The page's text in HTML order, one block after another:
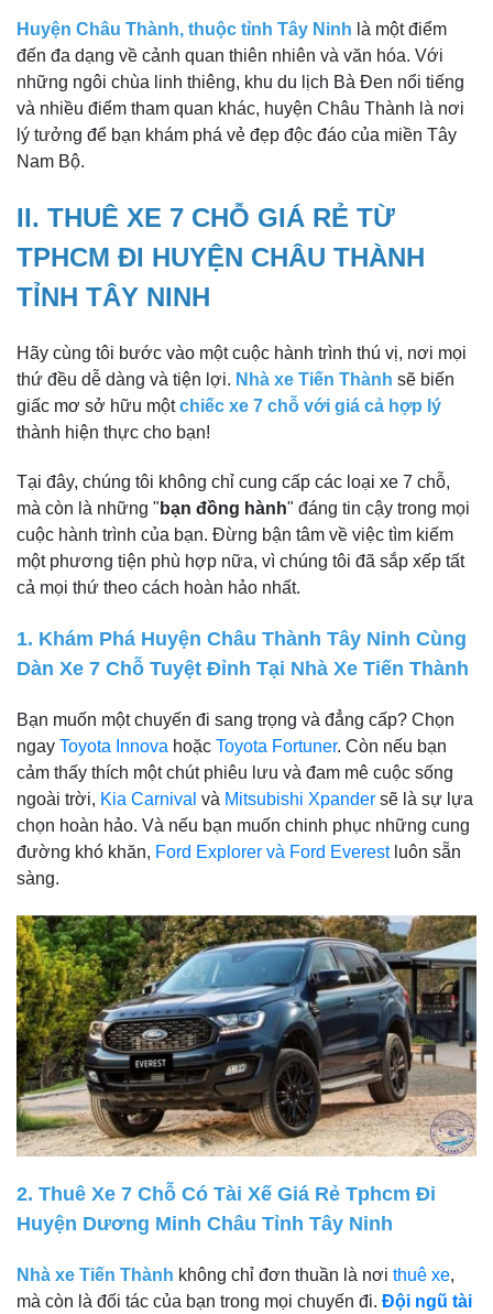
Huyện Châu Thành, thuộc tỉnh Tây Ninh là một điểm
đến đa dạng về cảnh quan thiên nhiên và văn hóa. Với
những ngôi chùa linh thiêng, khu du lịch Bà Đen nổi tiếng
và nhiều điểm tham quan khác, huyện Châu Thành là nơi
lý tưởng để bạn khám phá vẻ đẹp độc đáo của miền Tây
Nam Bộ.
II. THUÊ XE 7 CHỖ GIÁ RẺ TỪ
TPHCM ĐI HUYỆN CHÂU THÀNH
TỈNH TÂY NINH
Hãy cùng tôi bước vào một cuộc hành trình thú vị, nơi mọi
thứ đều dễ dàng và tiện lợi. Nhà xe Tiến Thành sẽ biến
giấc mơ sở hữu mộtchiếc xe 7 chỗ với giá cả hợp lý
thành hiện thực cho bạn!
Tại đây, chúng tôi không chỉ cung cấp các loại xe 7 chỗ,
mà còn là những " bạn đồng hành" đáng tin cậy trong mọi
cuộc hành trình của bạn. Đừng bận tâm về việc tìm kiếm
một phương tiện phù hợp nữa, vì chúng tôi đã sắp xếp tất
cả mọi thứ theo cách hoàn hảo nhất.
1. Khám Phá Huyện Châu Thành Tây Ninh Cùng
Dàn Xe 7 Chỗ Tuyệt Đỉnh Tại Nhà Xe Tiến Thành
Bạn muốn một chuyến đi sang trọng và đẳng cấp? Chọn
ngay Toyota Innova hoặc Toyota Fortuner. Còn nếu bạn
cảm thấy thích một chút phiêu lưu và đam mê cuộc sống
ngoài trời, Kia Carnival và Mitsubishi Xpander sẽ là sự lựa
chọn hoàn hảo. Và nếu bạn muốn chinh phục những cung
đường khó khăn, Ford Explorer và Ford Everestluôn sẵn
sàng.
2. Thuê Xe 7 Chỗ Có Tài Xế Giá Rẻ Tphcm Đi
Huyện Dương Minh Châu Tỉnh Tây Ninh
Nhà xe Tiến Thành không chỉ đơn thuần là nơi thuê xe,
mà còn là đối tác của bạn trong mọi chuyến đi. Đội ngũ tài